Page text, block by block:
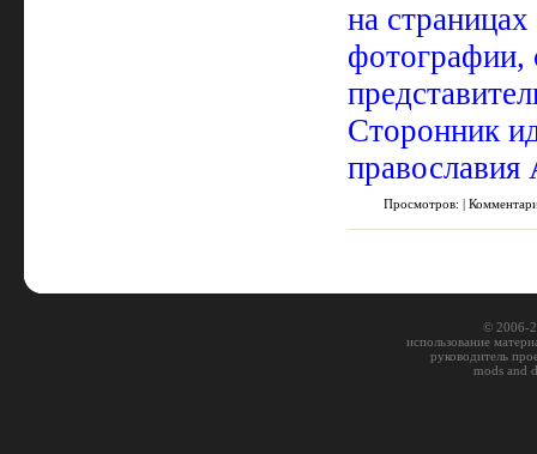
на
фотографии,
Сторонник
Просмотров: |
© 2006-
использование
руководитель
mods and